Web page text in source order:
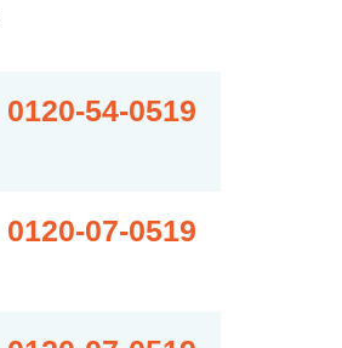
0120-54-0519
0120-07-0519